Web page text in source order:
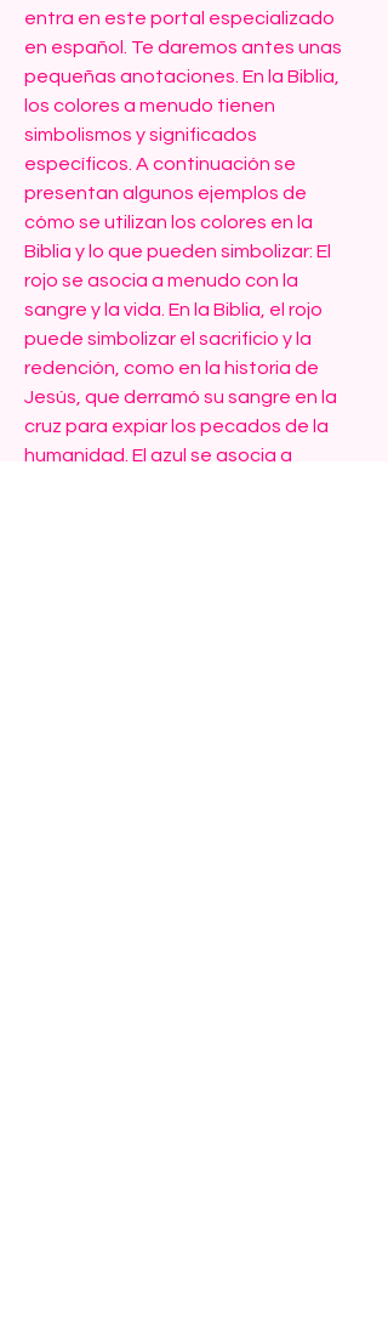
entra en este portal especializado
en español. Te daremos antes unas
pequeñas anotaciones. En la Biblia,
los colores a menudo tienen
simbolismos y significados
específicos. A continuación se
presentan algunos ejemplos de
cómo se utilizan los colores en la
Biblia y lo que pueden simbolizar: El
rojo se asocia a menudo con la
sangre y la vida. En la Biblia, el rojo
puede simbolizar el sacrificio y la
redención, como en la historia de
Jesús, que derramó su sangre en la
cruz para expiar los pecados de la
humanidad. El azul se asocia a